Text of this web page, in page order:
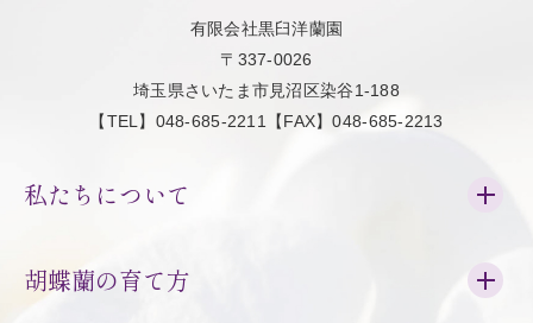
有限会社黒臼洋蘭園
〒337-0026
埼玉県さいたま市見沼区染谷1-188
【TEL】048-685-2211【FAX】048-685-2213
私たちについて
胡蝶蘭の育て方